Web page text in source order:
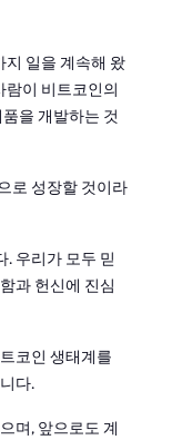
지 일을 계속해 왔
람이 비트코인의
을 개발하는 것
로 성장할 것이라
우리가 모두 믿
과 헌신에 진심
코인 생태계를
다.
며, 앞으로도 계